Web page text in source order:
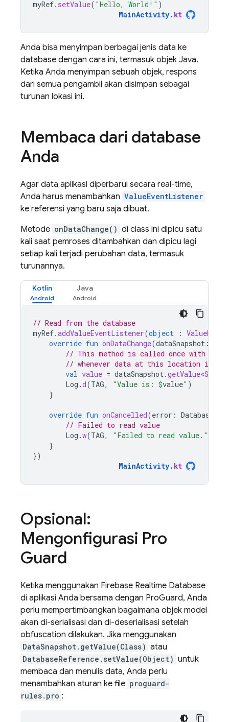
myRef. setValue( "Hello, World!" )
MainActivity. kt
Anda bisa menyimpan berbagai jenis data ke
database dengan cara ini, termasuk objek Java.
Ketika Anda menyimpan sebuah objek, respons
dari semua pengambil akan disimpan sebagai
turunan lokasi ini.
Membaca dari database
Anda
Agar data aplikasi diperbarui secara real-time,
Anda harus menambahkan ValueEventListener
ke referensi yang baru saja dibuat.
Metode onDataChange() di class ini dipicu satu
kali saat pemroses ditambahkan dan dipicu lagi
setiap kali terjadi perubahan data, termasuk
turunannya.
Kotlin Java
// Read from the database
myRef.addValueEventListener(object :
override fun onDataChange(dataSnapshot :
// This method is called once with the
// whenever data at this location is
val value = dataSnapshot.
Log .d(TAG, "Value is: $value" )
}
override fun onCancelled(error :
// Failed to read value
Log .w(TAG, "Failed to read value."
}
})
MainActivity. kt
Opsional:
Mengonfigurasi Pro
Guard
Ketika menggunakan Firebase Realtime Database
di aplikasi Anda bersama dengan ProGuard, Anda
perlu mempertimbangkan bagaimana objek model
akan di-serialisasi dan di-deserialisasi setelah
obfuscation dilakukan. Jika menggunakan
DataSnapshot.getValue(Class) atau
DatabaseReference.setValue(Object) untuk
membaca dan menulis data, Anda perlu
menambahkan aturan ke file proguard-
rules.pro :